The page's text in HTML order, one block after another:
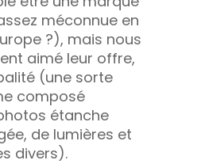
méconnue en
?), mais nous
aimé leur offre,
(une sorte
composé
étanche
de lumières et
divers).